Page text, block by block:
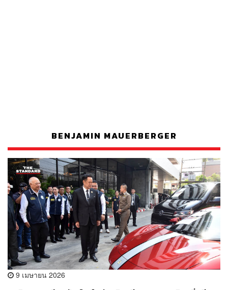
BENJAMIN MAUERBERGER
9 เมษายน 2026